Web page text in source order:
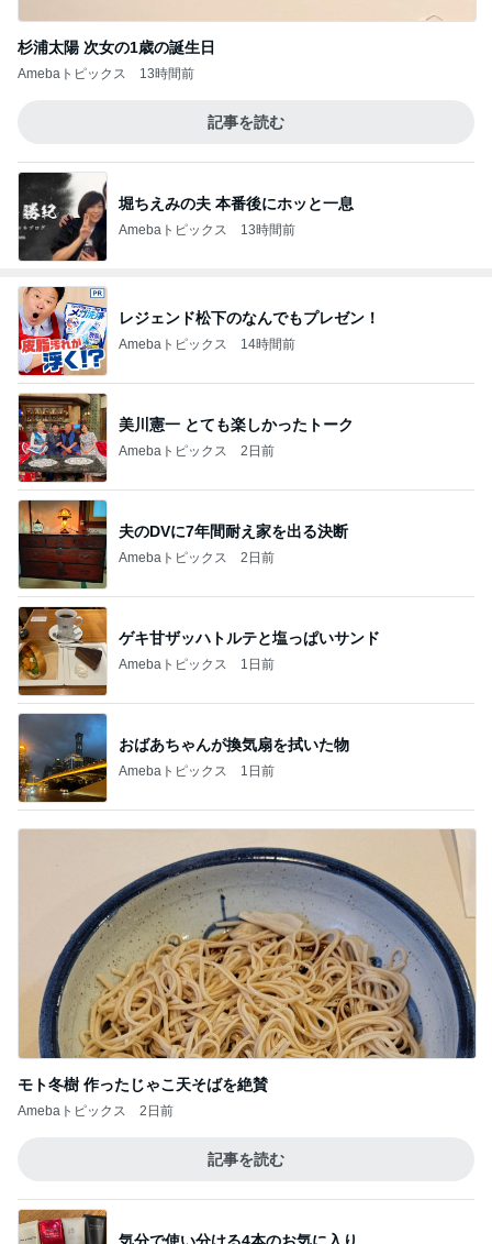
杉浦太陽 次女の1歳の誕生日
Amebaトピックス 13時間前
記事を読む
堀ちえみの夫 本番後にホッと一息
Amebaトピックス 13時間前
レジェンド松下のなんでもプレゼン！
Amebaトピックス 14時間前
美川憲一 とても楽しかったトーク
Amebaトピックス 2日前
夫のDVに7年間耐え家を出る決断
Amebaトピックス 2日前
ゲキ甘ザッハトルテと塩っぱいサンド
Amebaトピックス 1日前
おばあちゃんが換気扇を拭いた物
Amebaトピックス 1日前
モト冬樹 作ったじゃこ天そばを絶賛
Amebaトピックス 2日前
記事を読む
気分で使い分ける4本のお気に入り